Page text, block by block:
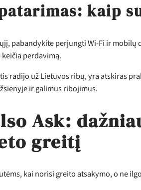
kaip
pabandykite perjungti Wi‑Fi ir
perdavimą.
radijo už Lietuvos ribų, yra atskiras
ir galimus ribojimus.
Ask:
greitį
kai norisi greito atsakymo, o ne